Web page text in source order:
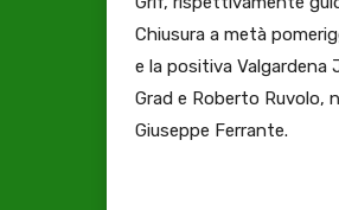
Chiusura a metà
e la positiva Valgardena
Grad e Roberto Ruvolo,
Giuseppe Ferrante.